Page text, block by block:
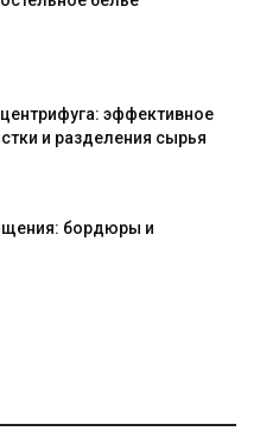
эффективное
и разделения сырья
бордюры и